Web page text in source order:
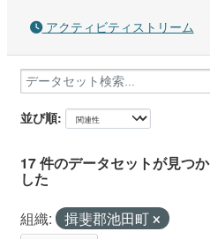
アクティビティストリーム
並び順
17 件のデータセットが見つ
した
組織: 揖斐郡池田町